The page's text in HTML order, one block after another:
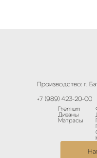
Производство: г.
+7 (989) 423-20-00
Premium
Диваны
Матрасы